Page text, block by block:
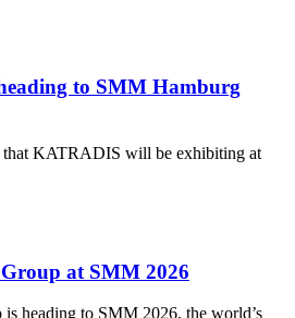
to SMM Hamburg
that KATRADIS will be exhibiting at
at SMM 2026
heading to SMM 2026, the world’s